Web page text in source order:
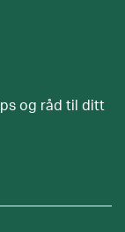
og råd til ditt